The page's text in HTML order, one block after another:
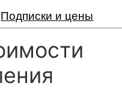
Подписки и цены